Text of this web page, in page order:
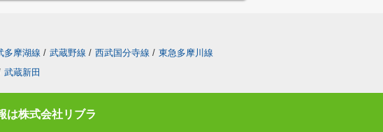
多摩湖線 / 武蔵野線 / 西武国分寺線 / 東急多摩川線
武蔵新田
は株式会社リブラ